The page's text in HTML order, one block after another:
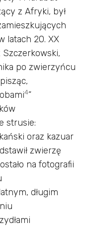
z Afryki, był
latach 20. XX
Szczerkowski,
po zwierzyńcu
4”
strusie:
oraz kazuar
zwierzę
na fotografii
długim